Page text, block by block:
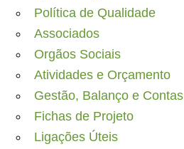
Política de Qualidade
Associados
Orgãos Sociais
Atividades e Orçamento
Gestão, Balanço e Contas
Fichas de Projeto
Ligações Úteis